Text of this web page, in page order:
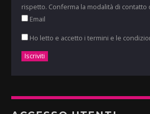
rispetto. Conferma la modalità di contatto
Email
Ho letto e accetto i termini e le